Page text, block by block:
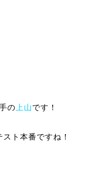
の 上山です！
ト本番ですね！